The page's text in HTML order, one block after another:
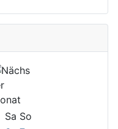
Sa So